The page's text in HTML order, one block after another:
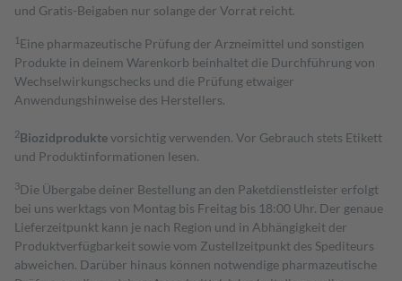
und Gratis-Beigaben nur solange der Vorrat reicht.
1 Eine pharmazeutische Prüfung der Arzneimittel und sonstigen
Produkte in deinem Warenkorb beinhaltet die Durchführung von
Wechselwirkungschecks und die Prüfung etwaiger
Anwendungshinweise des Herstellers.
2Biozidproduktevorsichtig verwenden. Vor Gebrauch stets Etikett
und Produktinformationen lesen.
3Die Übergabe deiner Bestellung an den Paketdienstleister erfolgt
bei uns werktags von Montag bis Freitag bis 18:00 Uhr. Der genaue
Lieferzeitpunkt kann je nach Region und in Abhängigkeit der
Produktverfügbarkeit sowie vom Zustellzeitpunkt des Spediteurs
abweichen. Darüber hinaus können notwendige pharmazeutische